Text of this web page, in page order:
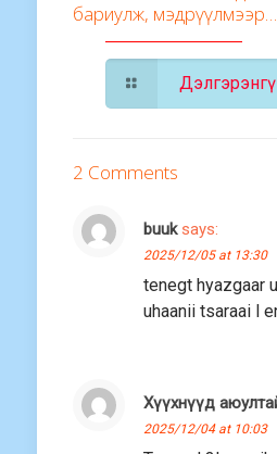
бариулж, мэдрүүлмээр…
2 Comments
buuk says:
2025/12/05 at 13:30
tenegt hyazgaar
uhaanii tsaraai l
Хүүхнүүд
2025/12/04 at 10:03